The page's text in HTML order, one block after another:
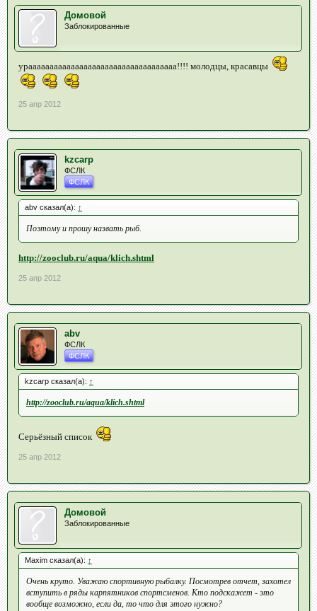
Домовой
Заблокированные
урааааааааааааааааааааааааааааааааааа!!!! молодцы, красавцы
25 апр 2012
kzcarp
ФСЛК
ФСЛК
abv сказал(а): ↑
Поэтому и прошу назвать рыб.
http://zooclub.ru/aqua/klich.shtml
25 апр 2012
abv
ФСЛК
ФСЛК
kzcarp сказал(а): ↑
http://zooclub.ru/aqua/klich.shtml
Серьёзный список
25 апр 2012
Домовой
Заблокированные
Maxim сказал(а): ↑
Очень круто. Уважаю спортивную рыбалку. Посмотрев отчет, захотел
вступить в ряды карпятников спортсменов. Кто подскажет - это
вообще возможно, если да, то что для этого нужно?